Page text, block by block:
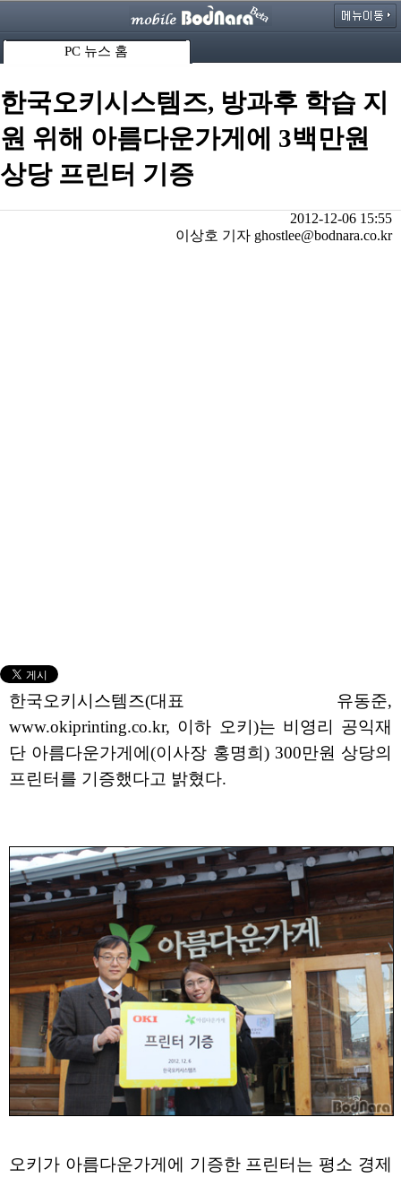
PC 뉴스 홈
한국오키시스템즈, 방과후 학습 지
원 위해 아름다운가게에 3백만원
상당 프린터 기증
2012-12-06 15:55
이상호 기자 ghostlee@bodnara.co.kr
한국오키시스템즈(대표 유동준,
www.okiprinting.co.kr, 이하 오키)는 비영리 공익재
단 아름다운가게에(이사장 홍명희) 300만원 상당의
프린터를 기증했다고 밝혔다.
오키가 아름다운가게에 기증한 프린터는 평소 경제